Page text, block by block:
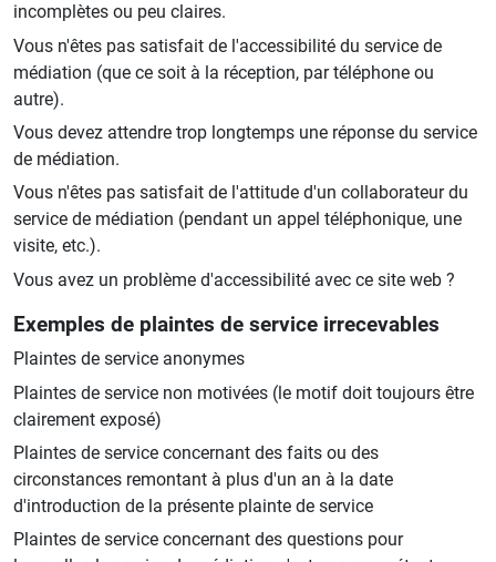
incomplètes ou peu claires.
Vous n'êtes pas satisfait de l'accessibilité du service de
médiation (que ce soit à la réception, par téléphone ou
autre).
Vous devez attendre trop longtemps une réponse du service
de médiation.
Vous n'êtes pas satisfait de l'attitude d'un collaborateur du
service de médiation (pendant un appel téléphonique, une
visite, etc.).
Vous avez un problème d'accessibilité avec ce site web ?
Exemples de plaintes de service irrecevables
Plaintes de service anonymes
Plaintes de service non motivées (le motif doit toujours être
clairement exposé)
Plaintes de service concernant des faits ou des
circonstances remontant à plus d'un an à la date
d'introduction de la présente plainte de service
Plaintes de service concernant des questions pour